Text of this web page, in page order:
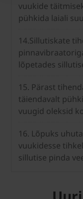
vuukide
pühkida laiali
14.Sillutiskate
lõpetades
15. Pärast
täiendavalt
vuugid oleksid
16. Lõpuks
vuukidesse
sillutise pinda